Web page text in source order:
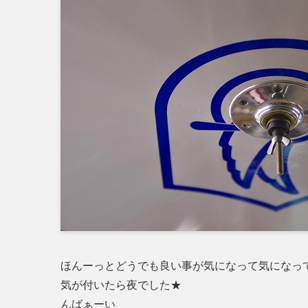
ほんーっとどうでも良い事が気になって気になっ
気が付いたら夜でした★
んばぁーい